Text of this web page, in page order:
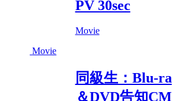
PV 30sec
Movie
Movie
同級生：Blu-ra
＆DVD告知CM